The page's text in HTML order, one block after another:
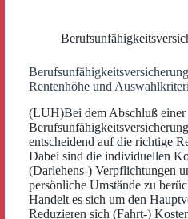
Rentenhöhe und
(LUH)Bei dem Abschluß einer
entscheidend auf die richtige
Dabei sind die individuellen
(Darlehens-) Verpflichtungen
persönliche Umstände zu
Handelt es sich um den
Reduzieren sich (Fahrt-)